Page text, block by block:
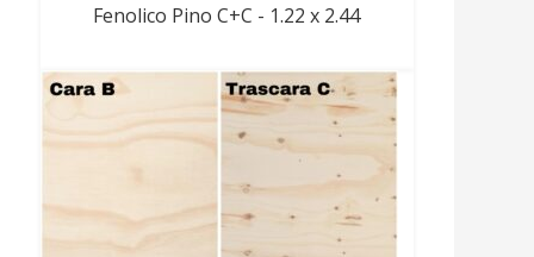
Fenolico Pino C+C - 1.22 x 2.44